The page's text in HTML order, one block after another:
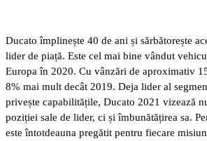
Ducato împlinește 40 de ani și sărbătorește
lider de piață. Este cel mai bine vândut
Europa în 2020. Cu vânzări de aproximativ
8% mai mult decât 2019. Deja lider al
privește capabilitățile, Ducato 2021 vizează
poziției sale de lider, ci și îmbunătățirea sa.
este întotdeauna pregătit pentru fiecare